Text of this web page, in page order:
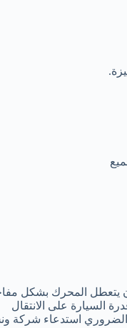
يتعطل المحرك بشكل
السيارة على الانتقال
استدعاء شركة